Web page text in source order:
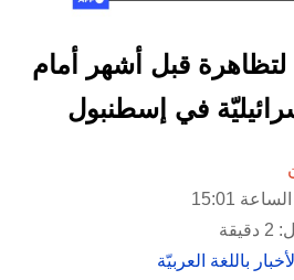
لتظاهرة قبل أشهر أمام
في إسطنبول
باللغة العربيّة